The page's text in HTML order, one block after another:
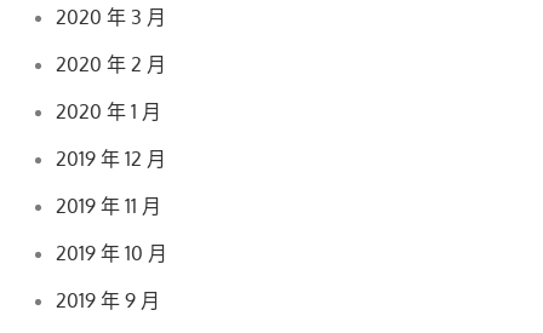
2020 年 3 月
2020 年 2 月
2020 年 1 月
2019 年 12 月
2019 年 11 月
2019 年 10 月
2019 年 9 月